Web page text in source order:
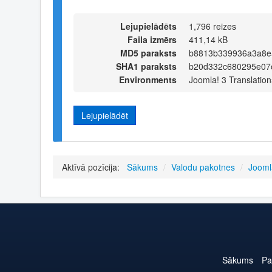
Lejupielādēts
1,796 reizes
Faila izmērs
411,14 kB
MD5 paraksts
SHA1 paraksts
Environments
Joomla! 3
Lejupielādēt
Aktīvā pozīcija: Sākums / Valodu pakotnes /
Sākums